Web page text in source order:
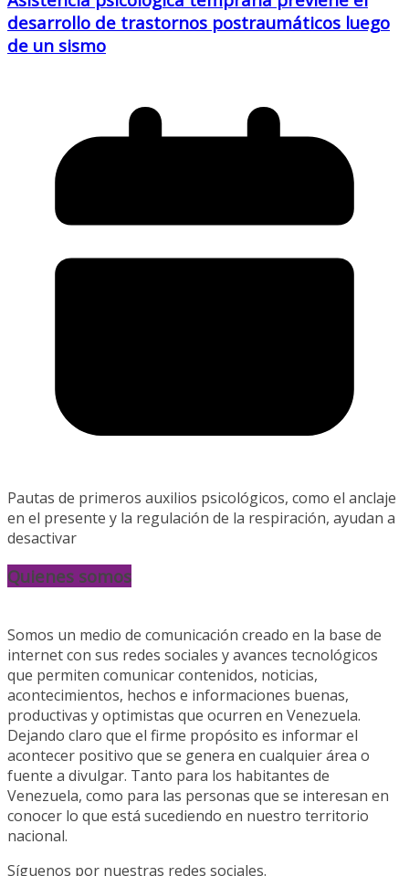
desarrollo de trastornos postraumáticos luego
de un sismo
Pautas de primeros auxilios psicológicos, como el anclaje
en el presente y la regulación de la respiración, ayudan a
desactivar
Quienes somos
Somos un medio de comunicación creado en la base de
internet con sus redes sociales y avances tecnológicos
que permiten comunicar contenidos, noticias,
acontecimientos, hechos e informaciones buenas,
productivas y optimistas que ocurren en Venezuela.
Dejando claro que el firme propósito es informar el
acontecer positivo que se genera en cualquier área o
fuente a divulgar. Tanto para los habitantes de
Venezuela, como para las personas que se interesan en
conocer lo que está sucediendo en nuestro territorio
nacional.
Síguenos por nuestras redes sociales.